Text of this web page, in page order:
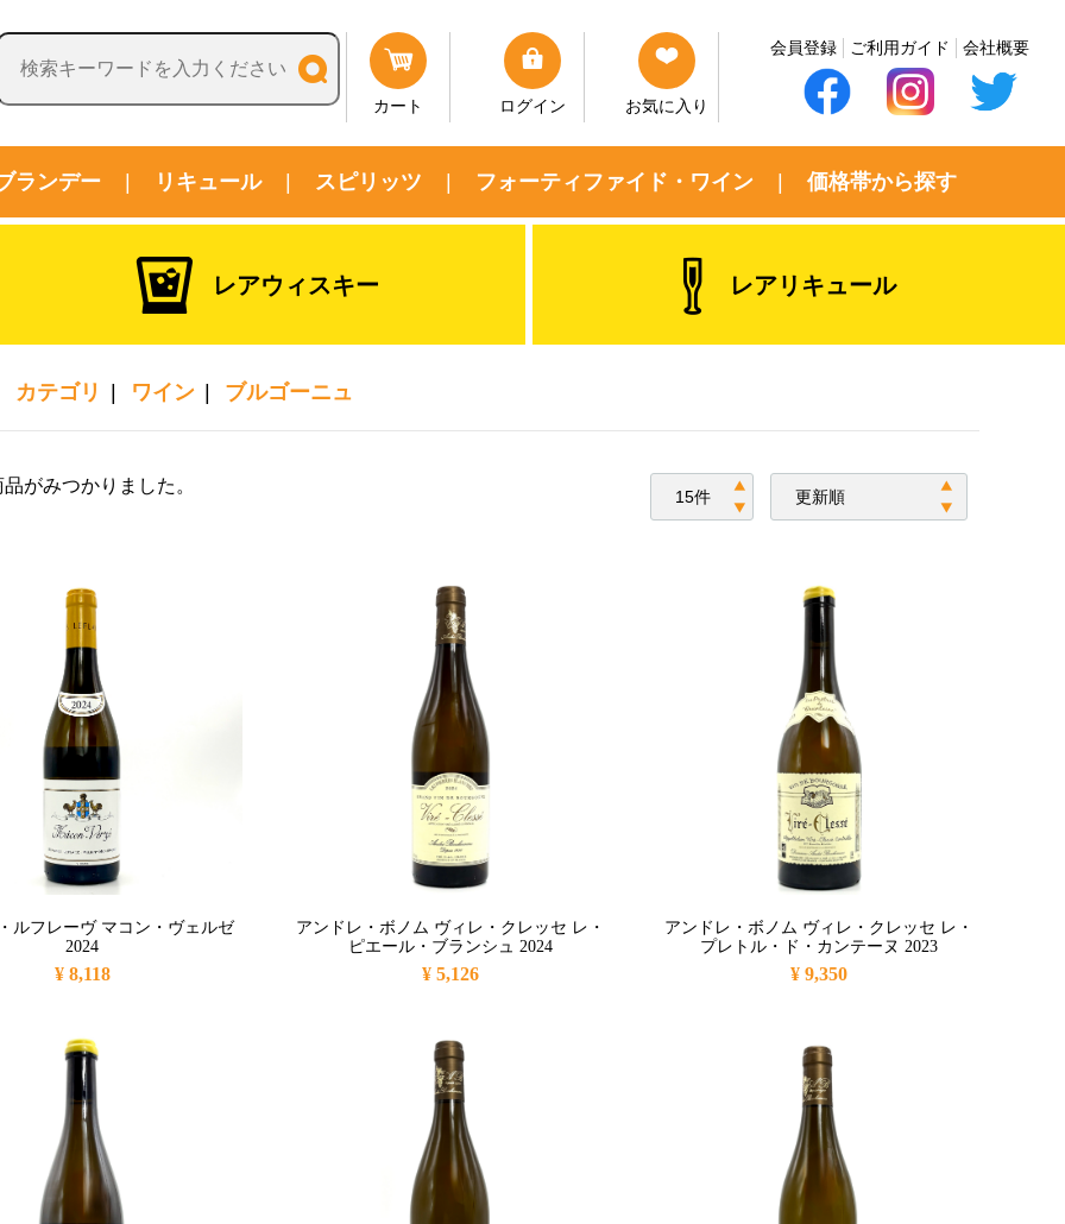
カート ログイン お気に入り
会員登録 ご利用ガイド 会社概要
ランデー リキュール スピリッツ フォーティファイド・ワイン 価格帯から探す
レアウィスキー レアリキュール
カテゴリ ワイン ブルゴーニュ
がみつかりました。
ルフレーヴ マコン・ヴェルゼ
2024
¥ 8,118
アンドレ・ボノム ヴィレ・クレッセ レ・
ピエール・ブランシュ 2024
¥ 5,126
アンドレ・ボノム ヴィレ・クレッセ レ・
プレトル・ド・カンテーヌ 2023
¥ 9,350